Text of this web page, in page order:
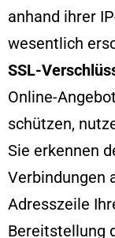
anhand ihrer
wesentlich
SSL-
Online-
schützen,
Sie erkennen
Verbindungen
Adresszeile
Bereitstellung